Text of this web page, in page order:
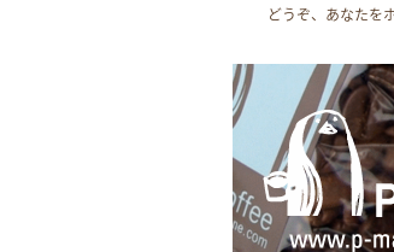
どうぞ、あなたを